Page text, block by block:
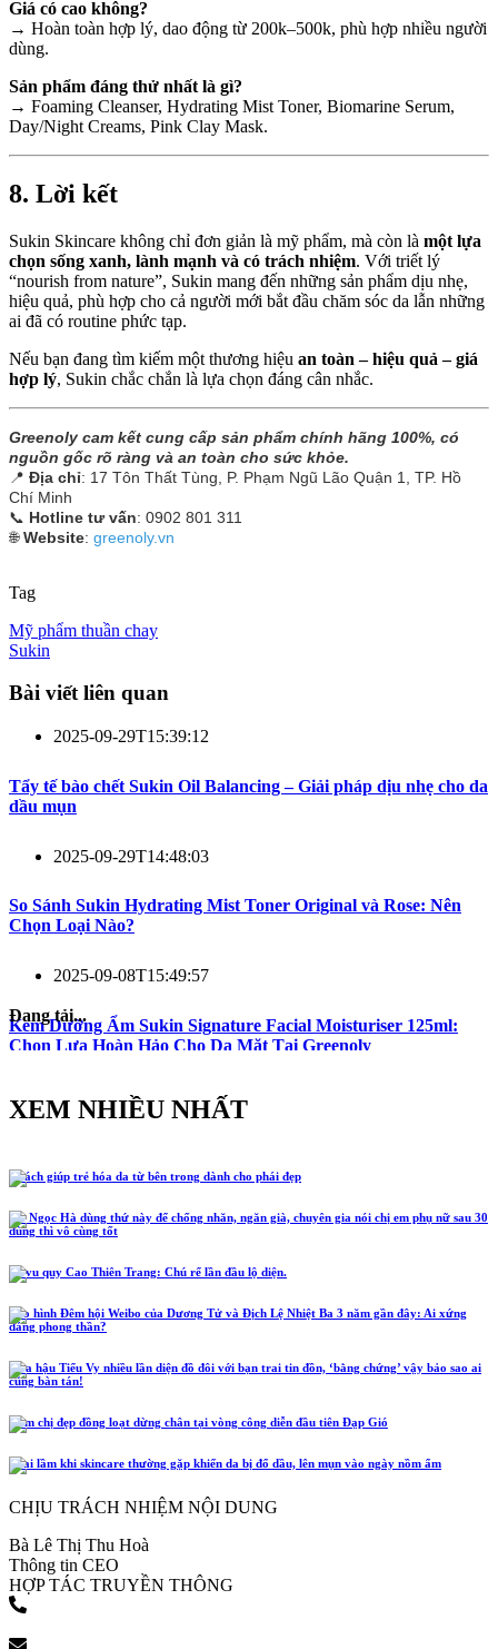
Giá có cao không?
→ Hoàn toàn hợp lý, dao động từ 200k–500k, phù hợp nhiều người
dùng.
Sản phẩm đáng thử nhất là gì?
→ Foaming Cleanser, Hydrating Mist Toner, Biomarine Serum,
Day/Night Creams, Pink Clay Mask.
8. Lời kết
Sukin Skincare không chỉ đơn giản là mỹ phẩm, mà còn là một lựa
chọn sống xanh, lành mạnh và có trách nhiệm. Với triết lý
“nourish from nature”, Sukin mang đến những sản phẩm dịu nhẹ,
hiệu quả, phù hợp cho cả người mới bắt đầu chăm sóc da lẫn những
ai đã có routine phức tạp.
Nếu bạn đang tìm kiếm một thương hiệu an toàn – hiệu quả – giá
hợp lý, Sukin chắc chắn là lựa chọn đáng cân nhắc.
Greenoly cam kết cung cấp sản phẩm chính hãng 100%, có
nguồn gốc rõ ràng và an toàn cho sức khỏe.
📍 Địa chỉ: 17 Tôn Thất Tùng, P. Phạm Ngũ Lão Quận 1, TP. Hồ
Chí Minh
📞 Hotline tư vấn: 0902 801 311
🌐Website: greenoly.vn
Tag
Mỹ phẩm thuần chay
Sukin
Bài viết liên quan
2025-09-29T15:39:12
Tẩy tế bào chết Sukin Oil Balancing – Giải pháp dịu nhẹ cho da
dầu mụn
2025-09-29T14:48:03
So Sánh Sukin Hydrating Mist Toner Original và Rose: Nên
Chọn Loại Nào?
2025-09-08T15:49:57
Kem Dưỡng Ẩm Sukin Signature Facial Moisturiser 125ml:
Chọn Lựa Hoàn Hảo Cho Da Mặt Tại Greenoly
Đang tải...
XEM NHIỀU NHẤT
5 cách giúp trẻ hóa da từ bên trong dành cho phái đẹp
Hồ Ngọc Hà dùng thứ này để chống nhăn, ngăn già, chuyên gia nói chị em phụ nữ sau 30
dùng thì vô cùng tốt
Lễ vu quy Cao Thiên Trang: Chú rể lần đầu lộ diện.
Tạo hình Đêm hội Weibo của Dương Tử và Địch Lệ Nhiệt Ba 3 năm gần đây: Ai xứng
đáng phong thần?
Hoa hậu Tiểu Vy nhiều lần diện đồ đôi với bạn trai tin đồn, ‘bằng chứng’ vậy bảo sao ai
cũng bàn tán!
Năm chị đẹp đồng loạt dừng chân tại vòng công diễn đầu tiên Đạp Gió
4 sai lầm khi skincare thường gặp khiến da bị đổ dầu, lên mụn vào ngày nồm ẩm
CHỊU TRÁCH NHIỆM NỘI DUNG
Bà Lê Thị Thu Hoà
Thông tin CEO
HỢP TÁC TRUYỀN THÔNG